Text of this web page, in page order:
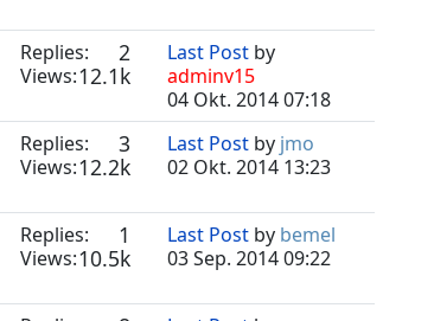
Replies: 2
Views:12.1k
Last Post by
adminv15
04 Okt. 2014 07:18
Replies: 3
Views:12.2k
Last Post by jmo
02 Okt. 2014 13:23
Replies: 1
Views:10.5k
Last Post by bemel
03 Sep. 2014 09:22